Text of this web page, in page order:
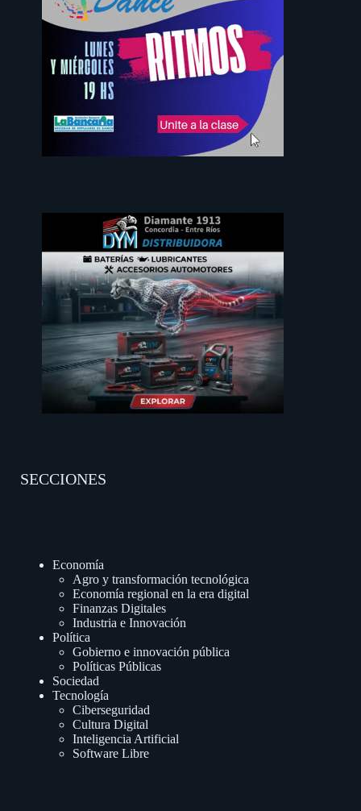
SECCIONES
Economía
Agro y transformación tecnológica
Economía regional en la era digital
Finanzas Digitales
Industria e Innovación
Política
Gobierno e innovación pública
Políticas Públicas
Sociedad
Tecnología
Ciberseguridad
Cultura Digital
Inteligencia Artificial
Software Libre